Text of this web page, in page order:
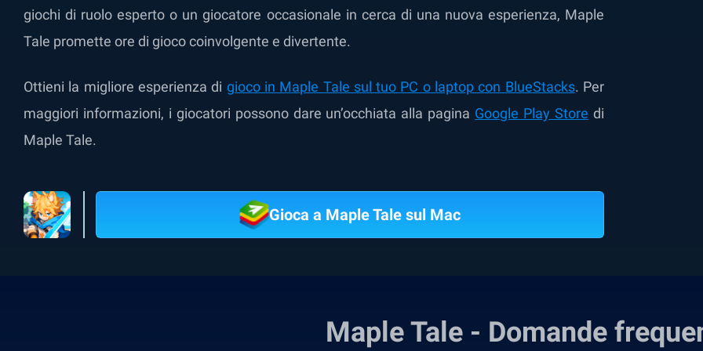
giochi di ruolo esperto o un giocatore occasionale in cerca di una nuova esperienza, Maple
Tale promette ore di gioco coinvolgente e divertente.
Ottieni la migliore esperienza di gioco in Maple Tale sul tuo PC o laptop con BlueStacks. Per
maggiori informazioni, i giocatori possono dare un’occhiata alla pagina Google Play Store di
Maple Tale.
Gioca a Maple Tale sul Mac
Maple Tale - Domande